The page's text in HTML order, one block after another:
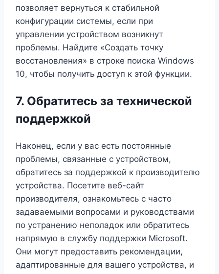
позволяет вернуться к стабильной
конфигурации системы, если при
управлении устройством возникнут
проблемы. Найдите «Создать точку
восстановления» в строке поиска Windows
10, чтобы получить доступ к этой функции.
7. Обратитесь за технической
поддержкой
Наконец, если у вас есть постоянные
проблемы, связанные с устройством,
обратитесь за поддержкой к производителю
устройства. Посетите веб-сайт
производителя, ознакомьтесь с часто
задаваемыми вопросами и руководствами
по устранению неполадок или обратитесь
напрямую в службу поддержки Microsoft.
Они могут предоставить рекомендации,
адаптированные для вашего устройства, и